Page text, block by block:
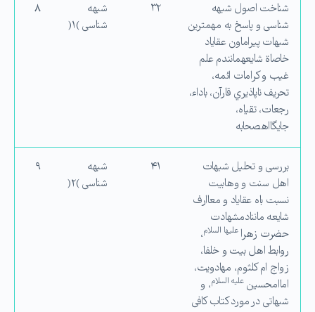
شناخت اصول شبهه
شناسی و پاسخ به مهمترین
شبهات پیراماون عقایاد
خاصاة شایعهمانندم علم
غیب و كرامات ائمه،
تحریف ناپاذیري قارآن، باداء،
رجعات، تقیاه،
جایگااهصحابه
شبهه
شناسی )۱(
بررسی و تحلیل شبهات
اهل سنت و وهابیت
نسبت باه عقایاد و معاارف
شایعه ماننادمشهادت
حضرت زهراعلیها السلام،
روابط اهل بیت و خلفا،
زواج ام كلثوم، مهادویت،
اماامحسینعلیه السلام، و
شبهاتی در مورد كتاب كافی
شبهه
شناسی )۲(